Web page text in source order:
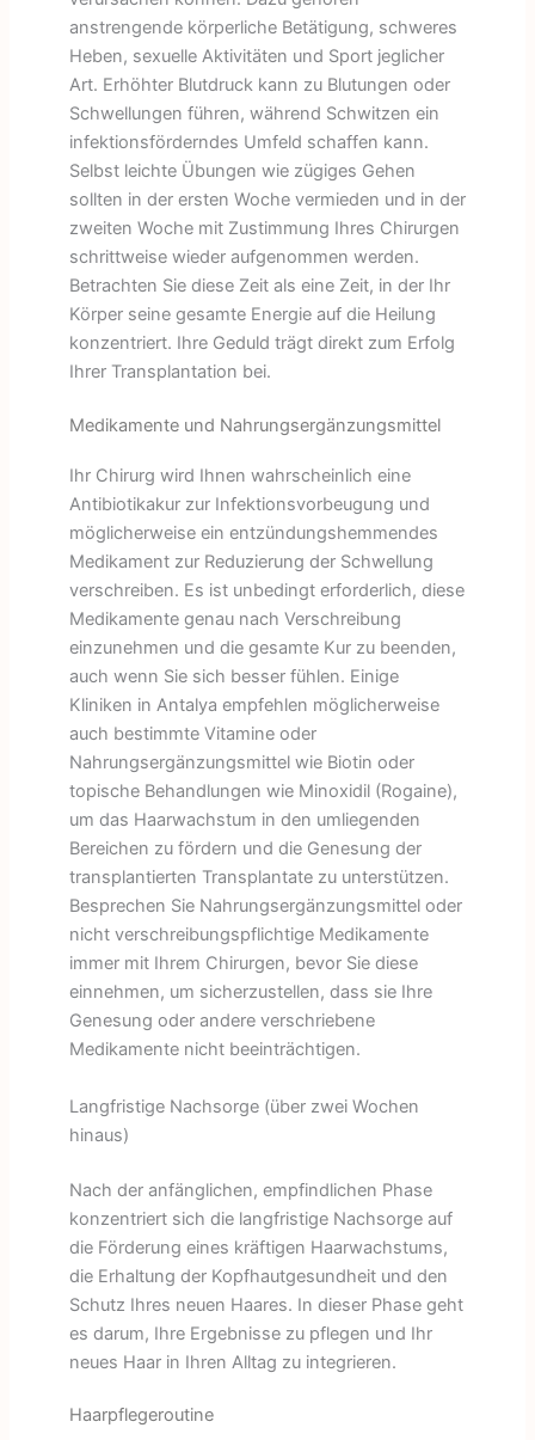
anstrengende körperliche Betätigung, schweres
Heben, sexuelle Aktivitäten und Sport jeglicher
Art. Erhöhter Blutdruck kann zu Blutungen oder
Schwellungen führen, während Schwitzen ein
infektionsförderndes Umfeld schaffen kann.
Selbst leichte Übungen wie zügiges Gehen
sollten in der ersten Woche vermieden und in der
zweiten Woche mit Zustimmung Ihres Chirurgen
schrittweise wieder aufgenommen werden.
Betrachten Sie diese Zeit als eine Zeit, in der Ihr
Körper seine gesamte Energie auf die Heilung
konzentriert. Ihre Geduld trägt direkt zum Erfolg
Ihrer Transplantation bei.
Medikamente und Nahrungsergänzungsmittel
Ihr Chirurg wird Ihnen wahrscheinlich eine
Antibiotikakur zur Infektionsvorbeugung und
möglicherweise ein entzündungshemmendes
Medikament zur Reduzierung der Schwellung
verschreiben. Es ist unbedingt erforderlich, diese
Medikamente genau nach Verschreibung
einzunehmen und die gesamte Kur zu beenden,
auch wenn Sie sich besser fühlen. Einige
Kliniken in Antalya empfehlen möglicherweise
auch bestimmte Vitamine oder
Nahrungsergänzungsmittel wie Biotin oder
topische Behandlungen wie Minoxidil (Rogaine),
um das Haarwachstum in den umliegenden
Bereichen zu fördern und die Genesung der
transplantierten Transplantate zu unterstützen.
Besprechen Sie Nahrungsergänzungsmittel oder
nicht verschreibungspflichtige Medikamente
immer mit Ihrem Chirurgen, bevor Sie diese
einnehmen, um sicherzustellen, dass sie Ihre
Genesung oder andere verschriebene
Medikamente nicht beeinträchtigen.
Langfristige Nachsorge (über zwei Wochen
hinaus)
Nach der anfänglichen, empfindlichen Phase
konzentriert sich die langfristige Nachsorge auf
die Förderung eines kräftigen Haarwachstums,
die Erhaltung der Kopfhautgesundheit und den
Schutz Ihres neuen Haares. In dieser Phase geht
es darum, Ihre Ergebnisse zu pflegen und Ihr
neues Haar in Ihren Alltag zu integrieren.
Haarpflegeroutine